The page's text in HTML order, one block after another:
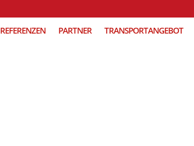
REFERENZEN PARTNER TRANSPORTANGEBOT